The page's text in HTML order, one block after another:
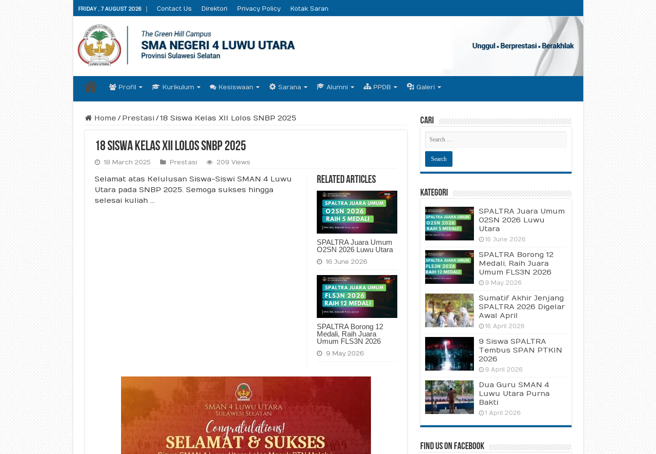
FRIDAY , 7 AUGUST 2026 Contact Us Direktori Privacy Policy Kotak Saran
Profil Kurikulum Kesiswaan Sarana Alumni PPDB Galeri
Home / Prestasi /18 Siswa Kelas XII Lolos SNBP 2025
18 Siswa Kelas XII Lolos SNBP 2025
18 March 2025 Prestasi 209 Views
Related Articles
SPALTRA Juara Umum
O2SN 2026 Luwu Utara
16 June 2026
SPALTRA Borong 12
Medali, Raih Juara
Umum FLS3N 2026
9 May 2026
Selamat atas Kelulusan Siswa-Siswi SMAN 4 Luwu
Utara pada SNBP 2025. Semoga sukses hingga
selesai kuliah …
Cari
Kategori
SPALTRA Juara Umum
O2SN 2026 Luwu
Utara
16 June 2026
SPALTRA Borong 12
Medali, Raih Juara
Umum FLS3N 2026
9 May 2026
Sumatif Akhir Jenjang
SPALTRA 2026 Digelar
Awal April
16 April 2026
9 Siswa SPALTRA
Tembus SPAN PTKIN
2026
9 April 2026
Dua Guru SMAN 4
Luwu Utara Purna
Bakti
1 April 2026
Find us on Facebook